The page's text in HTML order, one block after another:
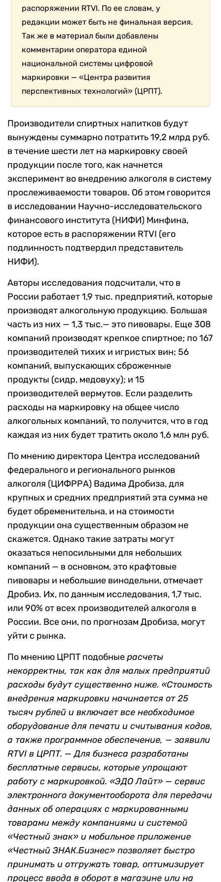
распоряжении RTVI. По ее словам, у
редакции может быть не финальная версия.
Так же в материал были добавлены
комментарииоператора единой
национальной системы цифровой
маркировки — «Центра развития
перспективных технологий» (ЦРПТ).
Производители спиртных напитков будут
вынуждены суммарно потратить 19,2 млрд руб.
в течение шести лет на маркировку своей
продукции после того, как начнется
эксперимент во внедрению алкоголя в систему
прослеживаемости товаров. Об этом говорится
в исследовании Научно-исследовательского
финансового института (НИФИ) Минфина,
которое есть в распоряжении RTVI (его
подлинность подтвердил представитель
НИФИ).
Авторы исследования подсчитали, что в
России работает 1,9 тыс. предприятий, которые
производят алкогольную продукцию. Большая
часть из них — 1,3 тыс.— это пивовары. Еще 308
компаний производят крепкое спиртное; по 167
производителей тихих и игристых вин; 56
компаний, выпускающих сброженные
продукты (сидр, медовуху); и 15
производителей вермутов. Если разделить
расходы на маркировку на общее число
алкогольных компаний, то получится, что в год
каждая из них будет тратить около 1,6 млн руб.
По мнению директора Центра исследований
федерального и регионального рынков
алкоголя (ЦИФРРА) Вадима Дробиза, для
крупных и средних предприятий эта сумма не
будет обременительна, и на стоимости
продукции она существенным образом не
скажется. Однако такие затраты могут
оказаться непосильными для небольших
компаний — в основном, это крафтовые
пивовары и небольшие винодельни, отмечает
Дробиз. Их, по данным исследования, 1,7 тыс.
или 90% от всех производителей алкоголя в
России. Все они, по прогнозам Дробиза, могут
уйти с рынка.
По мнению ЦРПТ подобныерасчеты
некорректны, так как для малых предприятий
расходы будут существенно ниже. «Стоимость
внедрения маркировки начинается от 25
тысяч рублей и включает все необходимое
оборудование для печати и считывания кодов,
а также программное обеспечение, — заявили
RTVI в ЦРПТ. — Для бизнеса разработаны
бесплатные сервисы, которые упрощают
работу с маркировкой. «ЭДО Лайт» — сервис
электронного документооборота для передачи
данных об операциях с маркированными
товарами между компаниями и системой
«Честный знак» и мобильное приложение
«Честный ЗНАК.Бизнес» позволяет быстро
принимать и отгружать товар, оптимизирует
процесс ввода в оборот в магазине или на